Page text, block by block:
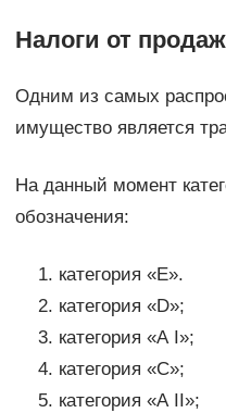
Налоги от
Одним из самых
имущество является
На данный момент
обозначения:
категория «Е».
категория «D»;
категория «А I»;
категория «С»;
категория «А II»;